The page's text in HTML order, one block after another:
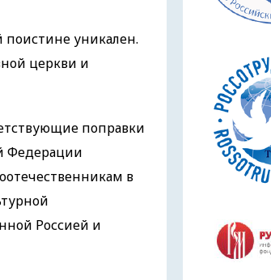
поистине уникален.
церкви и
поправки
Федерации
в
Россией и